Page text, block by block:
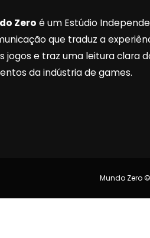
Zero é um Estúdio
que traduz a
jogos e traz uma leitura clara
da indústria de games.
Mundo Zero